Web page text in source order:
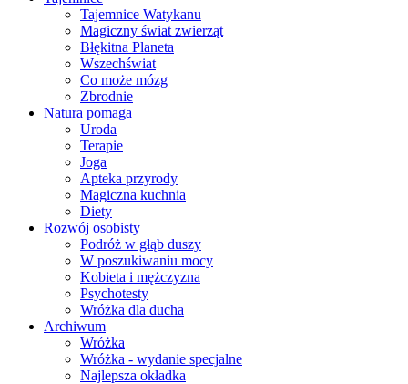
Tajemnice Watykanu
Magiczny świat zwierząt
Błękitna Planeta
Wszechświat
Co może mózg
Zbrodnie
Natura pomaga
Uroda
Terapie
Joga
Apteka przyrody
Magiczna kuchnia
Diety
Rozwój osobisty
Podróż w głąb duszy
W poszukiwaniu mocy
Kobieta i mężczyzna
Psychotesty
Wróżka dla ducha
Archiwum
Wróżka
Wróżka - wydanie specjalne
Najlepsza okładka